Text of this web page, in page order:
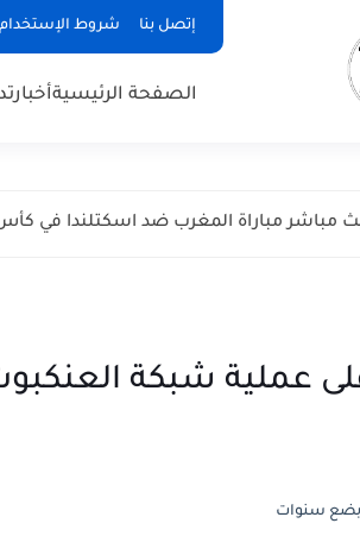
إتصل بنا شروط الإستخدام
الصفحة الرئيسيةأخبار
مباشر مباراة المغرب ضد اسكتلندا في كأس
عملية شبكة
بضع سنوات